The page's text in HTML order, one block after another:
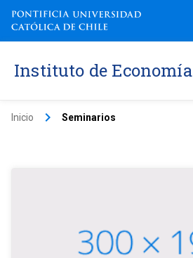
Instituto de Economía
Inicio keyboard_arrow_right Seminarios